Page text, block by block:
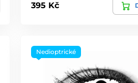
395 Kč
Nedioptrické